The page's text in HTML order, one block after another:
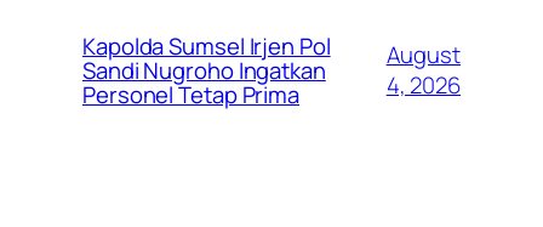
Kapolda Sumsel Irjen Pol
Sandi Nugroho Ingatkan
Personel Tetap Prima
August
4, 2026